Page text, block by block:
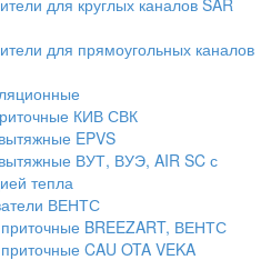
для круглых каналов SAR
для прямоугольных каналов
КИВ СВК
EPVS
ВУТ, ВУЭ, AIR SC с
тепла
ВЕНТС
приточные BREEZART, ВЕНТС
CAU OTA VEKA